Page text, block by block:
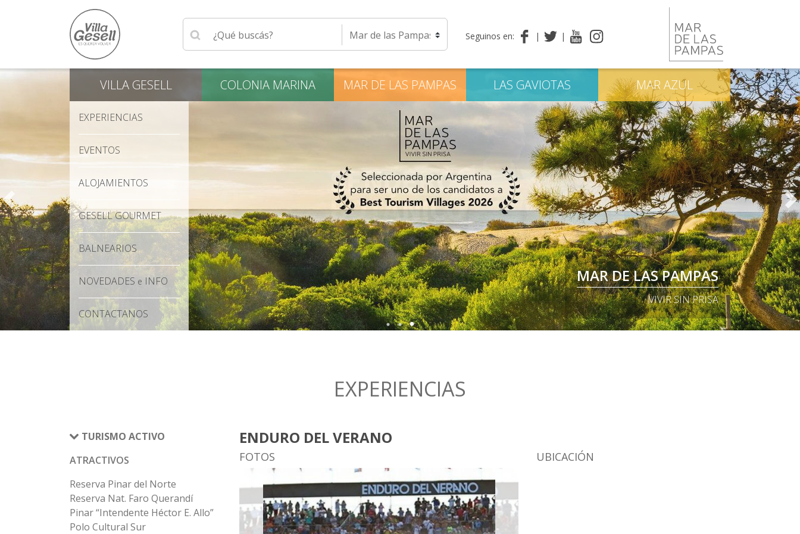
Seleccione una localidad
Seguinos en:
POR ESO, CUIDAMOS SU IDENTIDAD
MAR DE LAS PAMPAS
VIVIR SIN PRISA
UN PASEO POR EL CORAZON DE MAR DE LAS PAMPAS
VILLAGESELL COLONIA MARINA MAR DE LAS PAMPAS LAS GAVIOTAS MARAZUL
EXPERIENCIAS
EVENTOS
ALOJAMIENTOS
GESELL GOURMET
BALNEARIOS
NOVEDADES e INFO
CONTACTANOS
EXPERIENCIAS
TURISMO ACTIVO
ATRACTIVOS
Reserva Pinar del Norte
Reserva Nat. Faro Querandí
Pinar “Intendente Héctor E. Allo”
Polo Cultural Sur
ENDURO DEL VERANO
FOTOS UBICACIÓN